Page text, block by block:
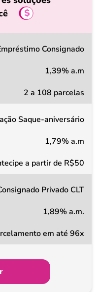
Consignado
1,39% a.m
2 a 108 parcelas
Saque-aniversário
1,79% a.m
a partir de R$50
Privado CLT
1,89% a.m.
em até 96x